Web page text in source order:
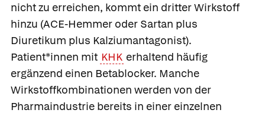
nicht zu erreichen, kommt ein dritter Wirkstoff
hinzu (ACE-Hemmer oder Sartan plus
Diuretikum plus Kalziumantagonist).
Patient*innen mit KHK erhaltend häufig
ergänzend einen Betablocker. Manche
Wirkstoffkombinationen werden von der
Pharmaindustrie bereits in einer einzelnen